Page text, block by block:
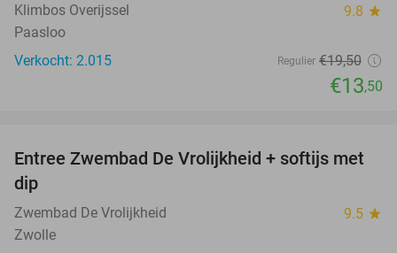
Klimbos Overijssel 9.8 star
Paasloo
Verkocht: 2.015
Regulier €19,50
€13,50
44%
Entree Zwembad De Vrolijkheid + softijs met
dip
Zwembad De Vrolijkheid 9.5 star
Zwolle